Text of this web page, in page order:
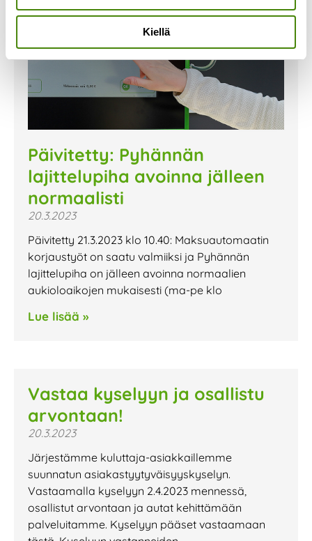
Kiellä
Päivitetty: Pyhännän
lajittelupiha avoinna jälleen
normaalisti
20.3.2023
Päivitetty 21.3.2023 klo 10.40: Maksuautomaatin
korjaustyöt on saatu valmiiksi ja Pyhännän
lajittelupiha on jälleen avoinna normaalien
aukioloaikojen mukaisesti (ma-pe klo
Lue lisää »
Vastaa kyselyyn ja osallistu
arvontaan!
20.3.2023
Järjestämme kuluttaja-asiakkaillemme
suunnatun asiakastyytyväisyyskyselyn.
Vastaamalla kyselyyn 2.4.2023 mennessä,
osallistut arvontaan ja autat kehittämään
palveluitamme. Kyselyyn pääset vastaamaan